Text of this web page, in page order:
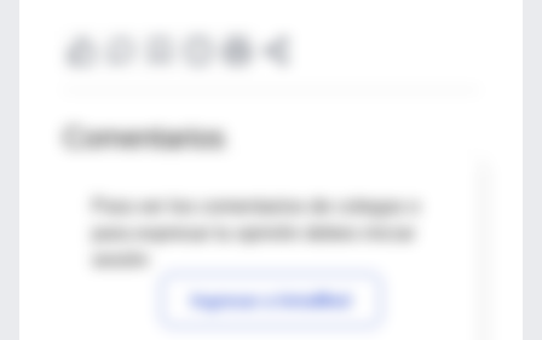
Comentarios
Para ver los comentarios de colegas o
Ingresar a IntraMed